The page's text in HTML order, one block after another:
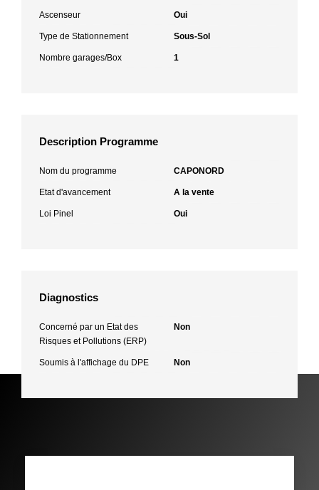
Ascenseur Oui
Type de Stationnement Sous-Sol
Nombre garages/Box 1
Description Programme
Nom du programme CAPONORD
Etat d'avancement A la vente
Loi Pinel Oui
Diagnostics
Concerné par un Etat des
Risques et Pollutions (ERP)
Non
Soumis à l'affichage du DPE Non